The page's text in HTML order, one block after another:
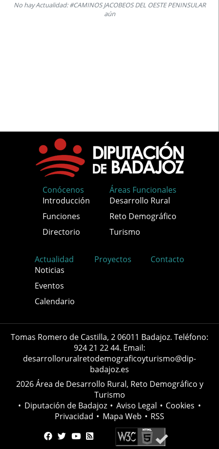
No hay Actualidad: #CAMINOS JACOBEOS DEL OESTE PENINSULAR
aún
Conócenos
Introducción
Funciones
Directorio
Áreas Funcionales
Desarrollo Rural
Reto Demográfico
Turismo
Actualidad
Noticias
Eventos
Calendario
Proyectos Contacto
Tomas Romero de Castilla, 2 06011 Badajoz. Teléfono:
924 21 22 44. Email:
desarrolloruralretodemograficoyturismo@dip-
badajoz.es
2026 Área de Desarrollo Rural, Reto Demográfico y
Turismo
• Diputación de Badajoz • Aviso Legal • Cookies •
Privacidad • Mapa Web • RSS